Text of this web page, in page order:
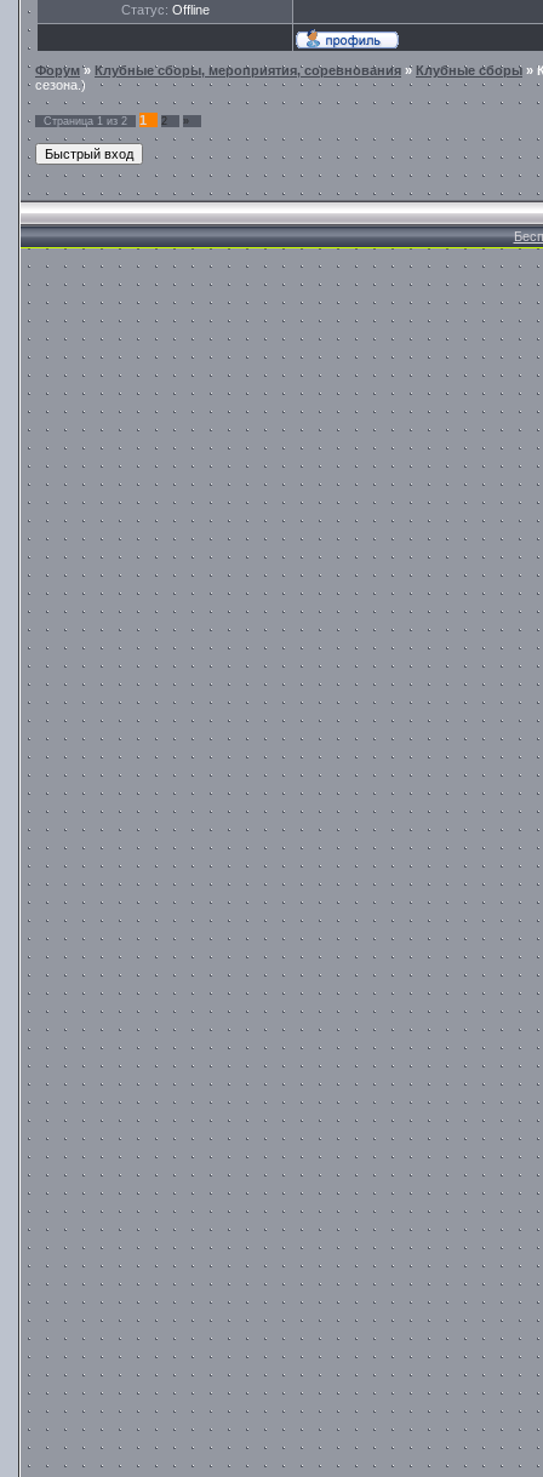
Статус: Offline
Форум» Клубные сборы, мероприятия, соревнования » Клубные сборы »
сезона.)
Страница 1 из 2 1 2 »